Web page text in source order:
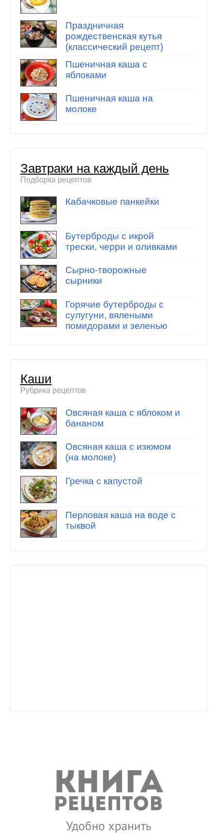
Праздничная
рождественская кутья
(классический рецепт)
Пшеничная каша с
яблоками
Пшеничная каша на
молоке
Завтраки на каждый день
Подборка рецептов
Кабачковые панкейки
Бутерброды с икрой
трески, черри и оливками
Сырно-творожные
сырники
Горячие бутерброды с
сулугуни, вялеными
помидорами и зеленью
Каши
Рубрика рецептов
Овсяная каша с яблоком и
бананом
Овсяная каша с изюмом
(на молоке)
Гречка с капустой
Перловая каша на воде с
тыквой